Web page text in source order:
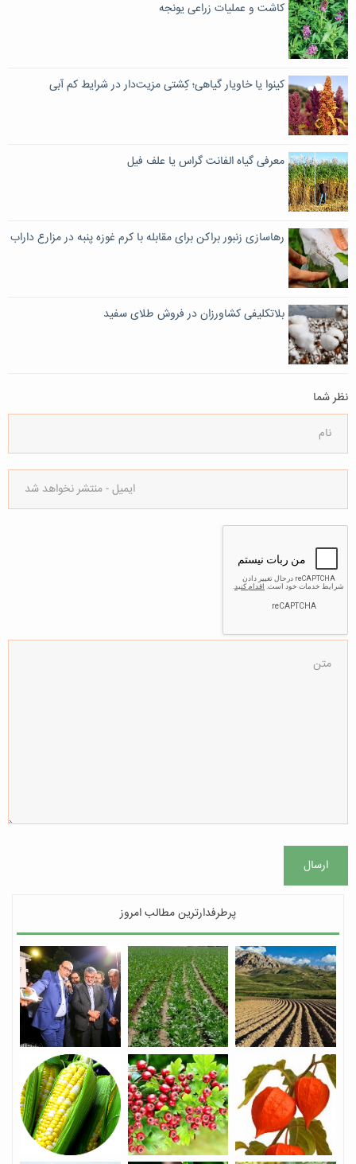
کاشت و عملیات زراعی یونجه
کینوا یا خاویار گیاهی؛ کِشتی مزیت‌دار در شرایط کم آبی
معرفی گیاه الفانت گراس یا علف فیل
رهاسازی زنبور براکن برای مقابله با کرم غوزه پنبه در مزارع داراب
بلاتکلیفی کشاورزان در فروش طلای سفید
نظر شما
ارسال
پرطرفدارترین مطالب امروز